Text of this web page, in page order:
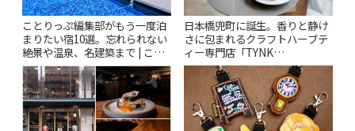
ことりっぷ編集部がもう一度泊
まりたい宿10選。忘れられない
絶景や温泉、名建築まで | こと
りっぷ
日本橋兜町に誕生。香りと静け
さに包まれるクラフトハーブテ
ィー専門店「TYNK
Kabutocho」 | ことりっぷ